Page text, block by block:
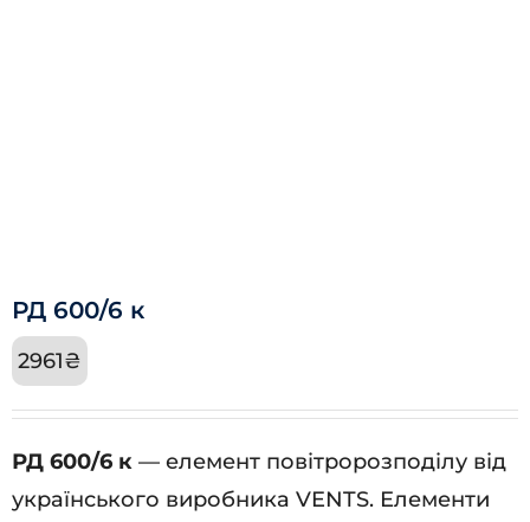
РД 600/6 к
2961₴
РД 600/6 к — елемент повітророзподілу від
українського виробника VENTS. Елементи